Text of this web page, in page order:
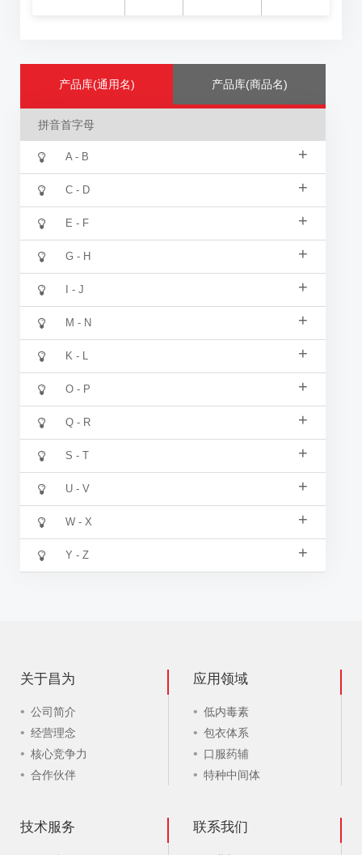
产品库(通用名) 产品库(商品名)
拼音首字母
A - B +
C - D +
E - F +
G - H +
I - J +
M - N +
K - L +
O - P +
Q - R +
S - T +
U - V +
W - X +
Y - Z +
关于昌为
公司简介
经营理念
核心竞争力
合作伙伴
应用领域
低内毒素
包衣体系
口服药辅
特种中间体
技术服务 联系我们